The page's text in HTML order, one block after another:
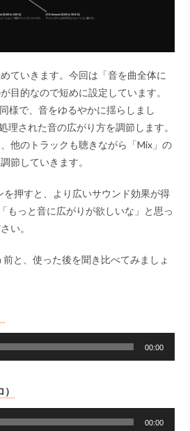
ていきます。今回は「音を曲全体に
目的なので短めに設定しています。
様で、音をゆるやかに揺らしまし
理された音の広がり方を調節します。
他のトラックも聴きながら「Mix」の
節していきます。
押すと、より広いサウンド効果が得
もっと音に広がりが欲しいな」と思っ
い。
と、使った後を聞き比べてみましょ
声
プ
レ
ヤ
ー
00:00
声
プ
00:00